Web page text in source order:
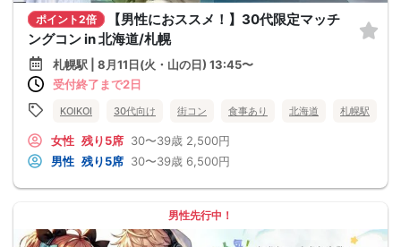
ポイント2倍
【男性におススメ！】30代限定マッチ
ングコン in 北海道/札幌
札幌駅 | 8月11日(火・山の日) 13:45〜
受付終了まで2日
KOIKOI 30代向け 街コン 食事あり 北海道 札幌駅
女性 残り5席 30〜39歳 2,500円
男性 残り5席 30〜39歳 6,500円
男性先行中！